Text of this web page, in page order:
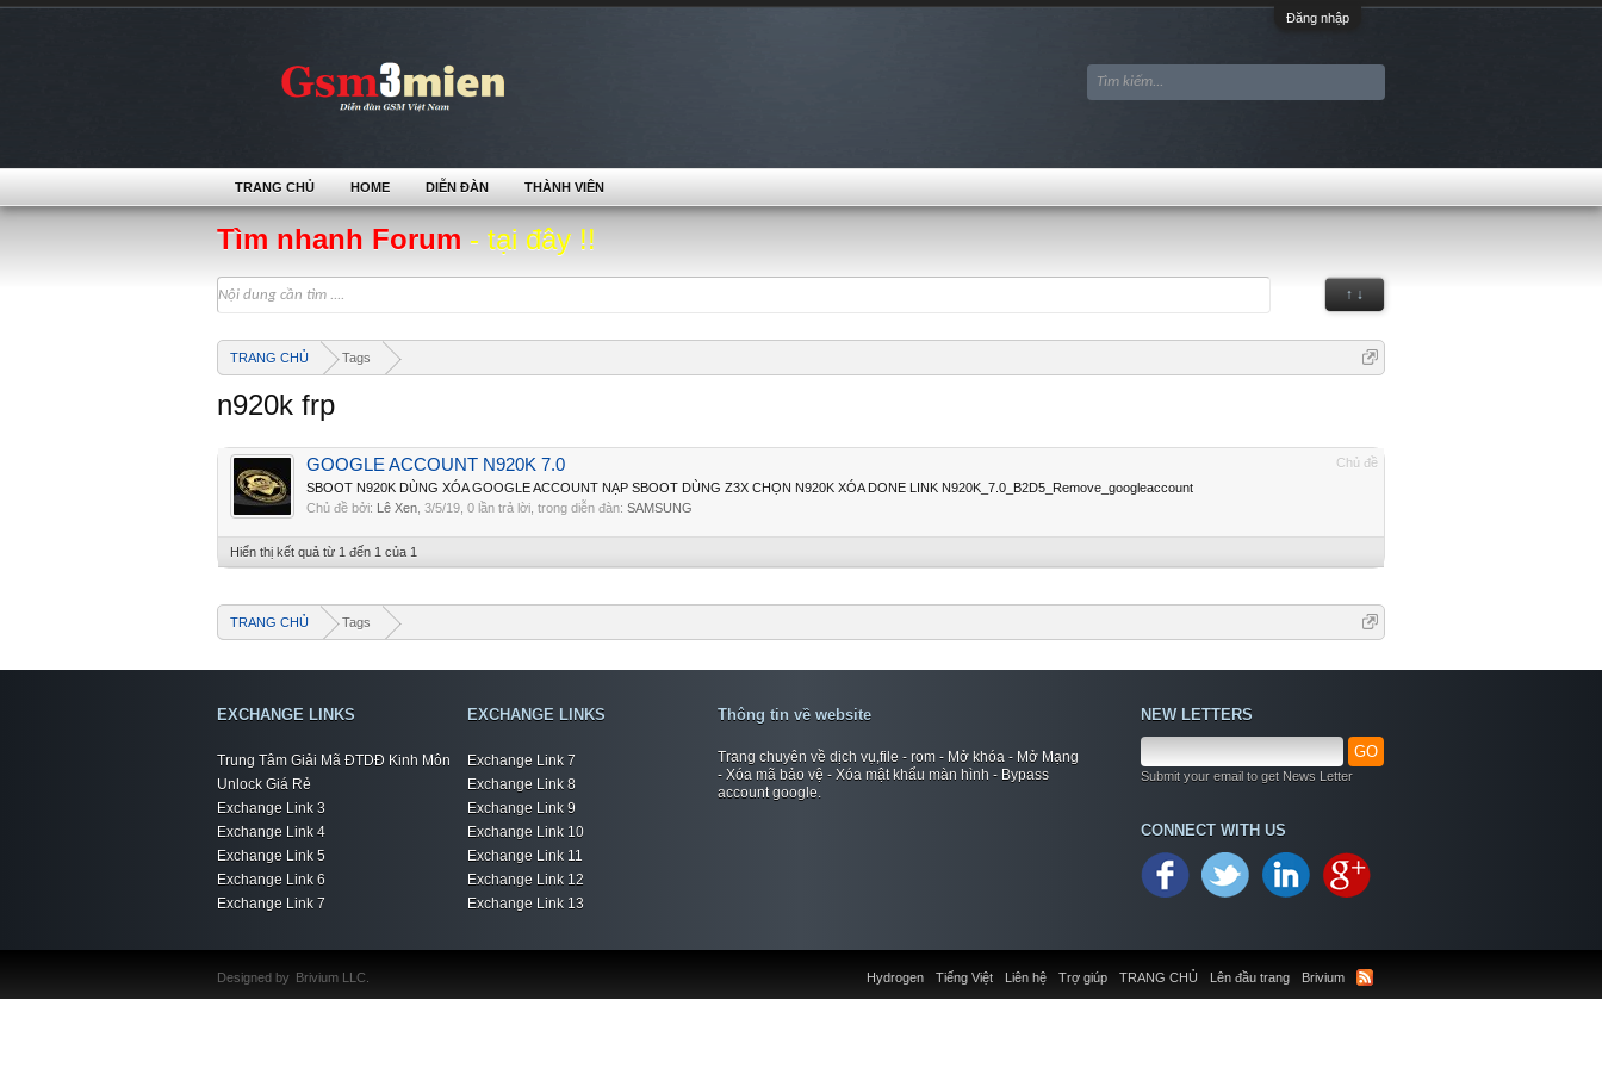
Đăng nhập
Tìm nhanh Forum - tại đây !!
↑ ↓
TRANG CHỦ Tags
n920k frp
Chủ đề
GOOGLE ACCOUNT N920K 7.0
SBOOT N920K DÙNG XÓA GOOGLE ACCOUNT NẠP SBOOT DÙNG Z3X CHỌN N920K XÓA DONE LINK N920K_7.0_B2D5_Remove_googleaccount
Chủ đề bởi: Lê Xen 3/5/19 , 0 lần trả lời, trong diễn đàn: SAMSUNG
Hiển thị kết quả từ 1 đến 1 của 1
TRANG CHỦ Tags
TRANG CHỦ HOME DIỄN ĐÀN THÀNH VIÊN
EXCHANGE LINKS
Trung Tâm Giải Mã ĐTDĐ Kinh Môn
Unlock Giá Rẻ
Exchange Link 3
Exchange Link 4
Exchange Link 5
Exchange Link 6
Exchange Link 7
EXCHANGE LINKS
Exchange Link 7
Exchange Link 8
Exchange Link 9
Exchange Link 10
Exchange Link 11
Exchange Link 12
Exchange Link 13
Thông tin về website
Trang chuyên về dịch vụ,file - rom - Mở khóa - Mở Mạng
- Xóa mã bảo vệ - Xóa mật khẩu màn hình - Bypass
account google.
NEW LETTERS
GO
Submit your email to get News Letter
CONNECT WITH US
Liên hệ Trợ giúp TRANG CHỦ Lên đầu trang Brivium
Hydrogen Tiếng Việt
Designed by Brivium LLC.